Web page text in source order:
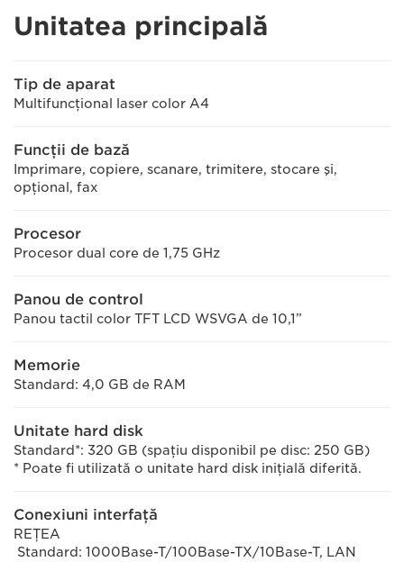
Unitatea principală
Tip de aparat
Multifuncţional laser color A4
Funcţii de bază
Imprimare, copiere, scanare, trimitere, stocare şi,
opţional, fax
Procesor
Procesor dual core de 1,75 GHz
Panou de control
Panou tactil color TFT LCD WSVGA de 10,1”
Memorie
Standard: 4,0 GB de RAM
Unitate hard disk
Standard*: 320 GB (spaţiu disponibil pe disc: 250 GB)
* Poate fi utilizată o unitate hard disk iniţială diferită.
Conexiuni interfaţă
REŢEA
Standard: 1000Base-T/100Base-TX/10Base-T, LAN